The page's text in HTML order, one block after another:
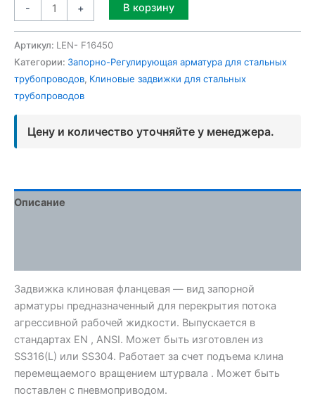
- + В корзину
Артикул: LEN- F16450
Категории: Запорно-Регулирующая арматура для стальных
трубопроводов, Клиновые задвижки для стальных
трубопроводов
Цену и количество уточняйте у менеджера.
Описание
Задвижка клиновая фланцевая — вид запорной
арматуры предназначенный для перекрытия потока
агрессивной рабочей жидкости. Выпускается в
стандартах EN , ANSI. Может быть изготовлен из
SS316(L) или SS304. Работает за счет подъема клина
перемещаемого вращением штурвала . Может быть
поставлен с пневмоприводом.